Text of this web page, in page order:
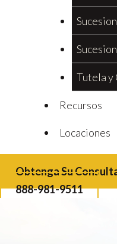
Tutela y
Recursos
Locaciones
Obtenga Su
888-981-9511